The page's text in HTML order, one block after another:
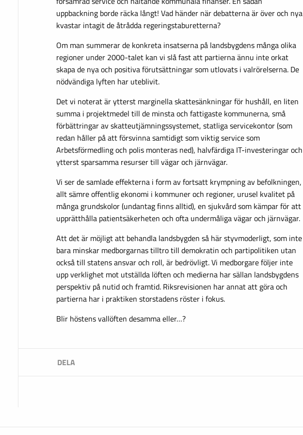
uppbackning borde räcka långt! Vad händer när debatterna är över och nya
kvastar intagit de åtrådda regeringstaburetterna?
Om man summerar de konkreta insatserna på landsbygdens många olika
regioner under 2000-talet kan vi slå fast att partierna ännu inte orkat
skapa de nya och positiva förutsättningar som utlovats i valrörelserna. De
nödvändiga lyften har uteblivit.
Det vi noterat är ytterst marginella skattesänkningar för hushåll, en liten
summa i projektmedel till de minsta och fattigaste kommunerna, små
förbättringar av skatteutjämningssystemet, statliga servicekontor (som
redan håller på att försvinna samtidigt som viktig service som
Arbetsförmedling och polis monteras ned), halvfärdiga IT-investeringar och
ytterst sparsamma resurser till vägar och järnvägar.
Vi ser de samlade effekterna i form av fortsatt krympning av befolkningen,
allt sämre offentlig ekonomi i kommuner och regioner, urusel kvalitet på
många grundskolor (undantag finns alltid), en sjukvård som kämpar för att
upprätthålla patientsäkerheten och ofta undermåliga vägar och järnvägar.
Att det är möjligt att behandla landsbygden så här styvmoderligt, som inte
bara minskar medborgarnas tilltro till demokratin och partipolitiken utan
också till statens ansvar och roll, är bedrövligt. Vi medborgare följer inte
upp verklighet mot utställda löften och medierna har sällan landsbygdens
perspektiv på nutid och framtid. Riksrevisionen har annat att göra och
partierna har i praktiken storstadens röster i fokus.
Blir höstens vallöften desamma eller…?